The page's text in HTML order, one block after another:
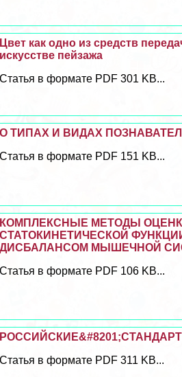
Цвет как одно из средств
искусстве пейзажа
Статья в формате PDF 301 KB...
О ТИПАХ И ВИДАХ
Статья в формате PDF 151 KB...
КОМПЛЕКСНЫЕ МЕТОДЫ
СТАТОКИНЕТИЧЕСКОЙ
ДИСБАЛАНСОМ МЫШЕЧНОЙ
Статья в формате PDF 106 KB...
Статья в формате PDF 311 KB...